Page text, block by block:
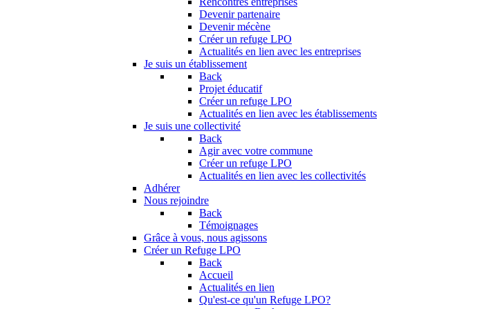
Devenir partenaire
Devenir mécène
Créer un refuge LPO
Actualités en lien avec les entreprises
Je suis un établissement
Back
Projet éducatif
Créer un refuge LPO
Actualités en lien avec les établissements
Je suis une collectivité
Back
Agir avec votre commune
Créer un refuge LPO
Actualités en lien avec les collectivités
Adhérer
Nous rejoindre
Back
Témoignages
Grâce à vous, nous agissons
Créer un Refuge LPO
Back
Accueil
Actualités en lien
Qu'est-ce qu'un Refuge LPO?